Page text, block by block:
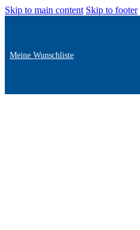
Skip to main content Skip to footer
Meine Wunschliste